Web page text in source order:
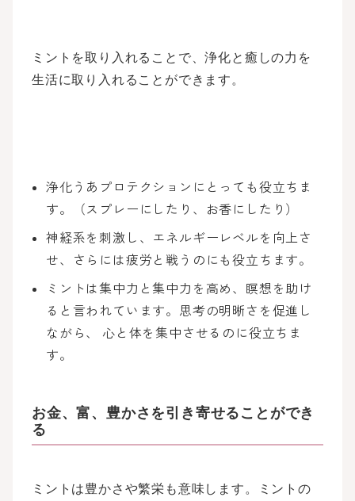
ミントを取り入れることで、浄化と癒しの力を
生活に取り入れることができます。
浄化うあプロテクションにとっても役立ちま
す。（スプレーにしたり、お香にしたり）
神経系を刺激し、エネルギーレベルを向上さ
せ、さらには疲労と戦うのにも役立ちます。
ミントは集中力と集中力を高め、瞑想を助け
ると言われています。思考の明晰さを促進し
ながら、 心と体を集中させるのに役立ちま
す。
お金、富、豊かさを引き寄せることができ
る
ミントは豊かさや繁栄も意味します。ミントの